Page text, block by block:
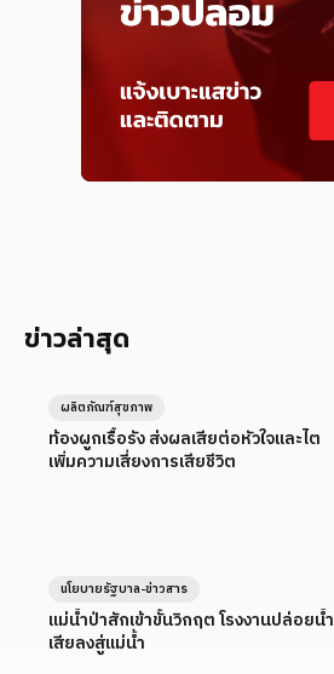
ข่าวล่าสุด
ท้องผูกเรื้อรัง ส่งผลเสียต่อหัวใจและไต
เพิ่มความเสี่ยงการเสียชีวิต
ผลิตภัณฑ์สุขภาพ
แม่น้ำป่าสักเข้าขั้นวิกฤต โรงงานปล่อยน้ำ
เสียลงสู่แม่น้ำ
นโยบายรัฐบาล-ข่าวสาร